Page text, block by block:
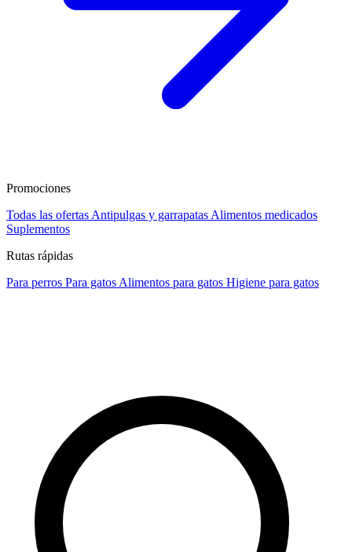
Promociones
Todas las ofertas Antipulgas y garrapatas Alimentos medicados
Suplementos
Rutas rápidas
Para perros Para gatos Alimentos para gatos Higiene para gatos